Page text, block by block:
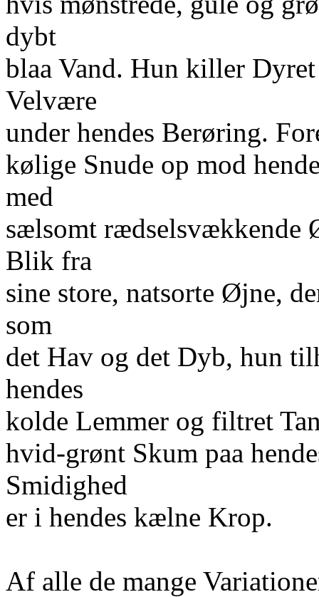
dybt
blaa Vand. Hun killer
Velvære
under hendes Berøring.
kølige Snude op mod
med
sælsomt rædselsvækkende
Blik fra
sine store, natsorte Øjne,
som
det Hav og det Dyb, hun
hendes
kolde Lemmer og filtret
hvid-grønt Skum paa
Smidighed
er i hendes kælne Krop.
Af alle de mange